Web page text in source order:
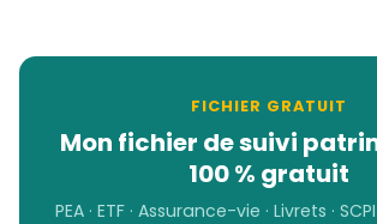
FICHIER GRATUIT
Mon fichier de suivi
100 % gratuit
PEA · ETF · Assurance-vie · Livrets ·